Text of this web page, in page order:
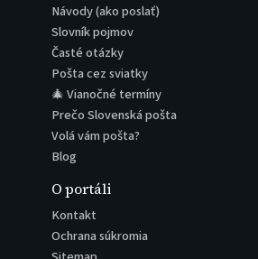
Návody (ako poslať)
Slovník pojmov
Časté otázky
Pošta cez sviatky
🎄 Vianočné termíny
Prečo Slovenská pošta
Volá vám pošta?
Blog
O portáli
Kontakt
Ochrana súkromia